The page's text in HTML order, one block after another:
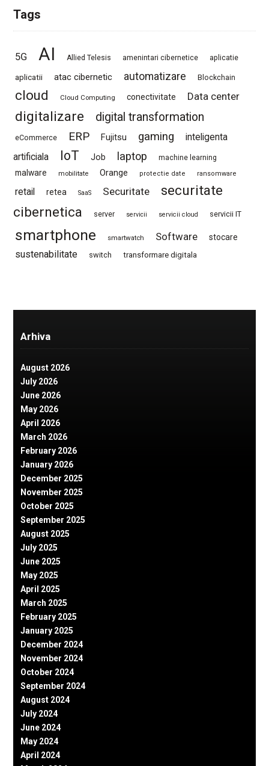
Tags
5G AI Allied Telesis amenintari cibernetice aplicatie
aplicatii atac cibernetic automatizare Blockchain
cloud Cloud Computing conectivitate Data center
digitalizare digital transformation
eCommerce ERP Fujitsu gaming
inteligenta
artificiala
IoT Job laptop machine learning
malware mobilitate Orange protectie date ransomware
retail retea SaaS Securitate
securitate
cibernetica
server servicii servicii cloud servicii IT
smartphone smartwatch Software stocare
sustenabilitate switch transformare digitala
Arhiva
August 2026
July 2026
June 2026
May 2026
April 2026
March 2026
February 2026
January 2026
December 2025
November 2025
October 2025
September 2025
August 2025
July 2025
June 2025
May 2025
April 2025
March 2025
February 2025
January 2025
December 2024
November 2024
October 2024
September 2024
August 2024
July 2024
June 2024
May 2024
April 2024